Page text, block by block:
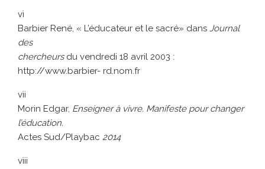
vi
Barbier René, « L’éducateur et le sacré» dans Journal
des
chercheurs du vendredi 18 avril 2003 :
http://www.barbier- rd.nom.fr
vii
Morin Edgar, Enseigner à vivre. Manifeste pour changer
l’éducation.
Actes Sud/Playbac 2014
viii